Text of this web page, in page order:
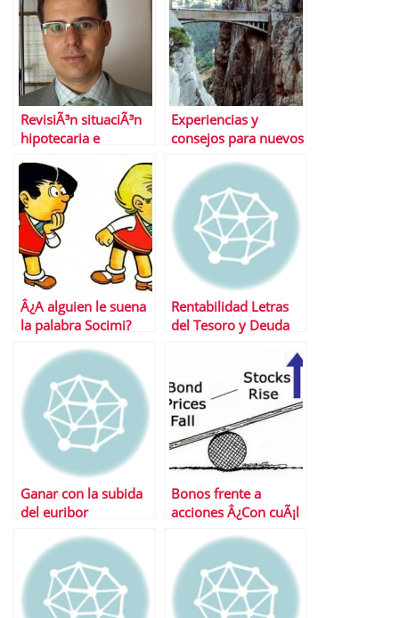
del tipo IVA
RevisiÃ³n situaciÃ³n
hipotecaria e
y perspectivas para
2012
Experiencias y
consejos para nuevos
#bolsa
Â¿A alguien le suena
la palabra Socimi?
Rentabilidad Letras
del Tesoro y Deuda
Ganar con la subida
del euribor
Bonos frente a
acciones Â¿Con cuÃ¡l